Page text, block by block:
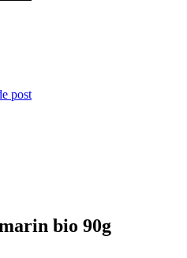
post
bio 90g